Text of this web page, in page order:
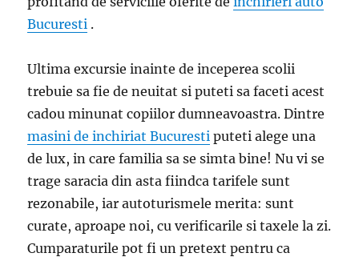
Bucuresti .
Ultima excursie inainte de inceperea scolii
trebuie sa fie de neuitat si puteti sa faceti acest
cadou minunat copiilor dumneavoastra. Dintre
masini de inchiriat Bucuresti puteti alege una
de lux, in care familia sa se simta bine! Nu vi se
trage saracia din asta fiindca tarifele sunt
rezonabile, iar autoturismele merita: sunt
curate, aproape noi, cu verificarile si taxele la zi.
Cumparaturile pot fi un pretext pentru ca